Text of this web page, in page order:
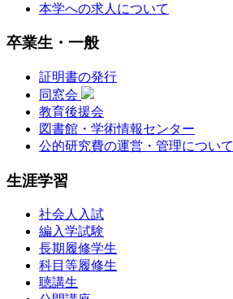
本学への求人について
卒業生・一般
証明書の発行
同窓会
教育後援会
図書館・学術情報センター
公的研究費の運営・管理について
生涯学習
社会人入試
編入学試験
長期履修学生
科目等履修生
聴講生